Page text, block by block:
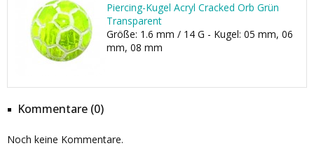
Piercing-Kugel Acryl Cracked Orb Grün
Transparent
Größe: 1.6 mm / 14 G - Kugel: 05 mm, 06
mm, 08 mm
Kommentare (0)
Noch keine Kommentare.